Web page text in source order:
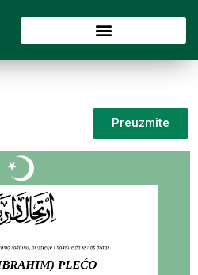
Preuzmite